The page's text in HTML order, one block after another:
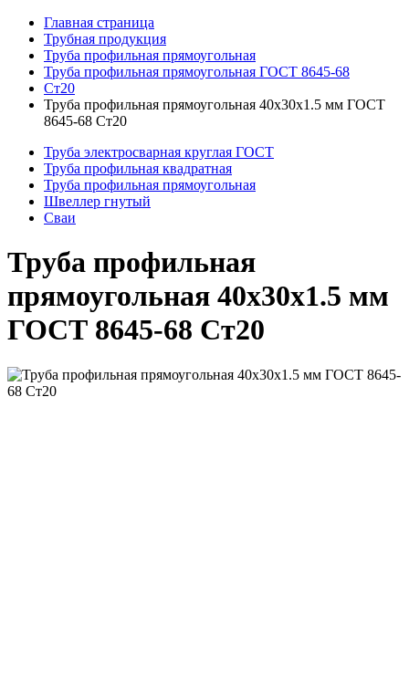
Главная страница
Трубная продукция
Труба профильная прямоугольная
Труба профильная прямоугольная ГОСТ 8645-68
Ст20
Труба профильная прямоугольная 40x30x1.5 мм ГОСТ
8645-68 Ст20
Труба электросварная круглая ГОСТ
Труба профильная квадратная
Труба профильная прямоугольная
Швеллер гнутый
Сваи
Труба профильная
прямоугольная 40x30x1.5 мм
ГОСТ 8645-68 Ст20